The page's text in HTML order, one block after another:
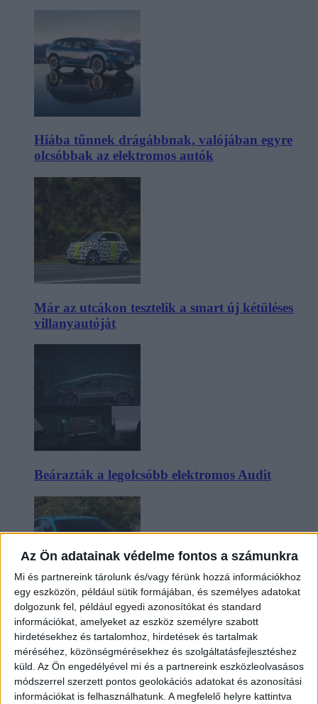
Az Ön adatainak védelme fontos a számunkra
Mi és partnereink tárolunk és/vagy férünk hozzá információkhoz
egy eszközön, például sütik formájában, és személyes adatokat
dolgozunk fel, például egyedi azonosítókat és standard
információkat, amelyeket az eszköz személyre szabott
hirdetésekhez és tartalomhoz, hirdetések és tartalmak
méréséhez, közönségmérésekhez és szolgáltatásfejlesztéshez
küld. Az Ön engedélyével mi és a partnereink eszközleolvasásos
módszerrel szerzett pontos geolokációs adatokat és azonosítási
információkat is felhasználhatunk. A megfelelő helyre kattintva
Hiába tűnnek drágábbnak, valójában egyre
olcsóbbak az elektromos autók
Már az utcákon tesztelik a smart új kétüléses
villanyautóját
Beárazták a legolcsóbb elektromos Audit
Két év sem kellett: máris nyugdíjba küldi utolsó
amerikai villanyautóját a Honda